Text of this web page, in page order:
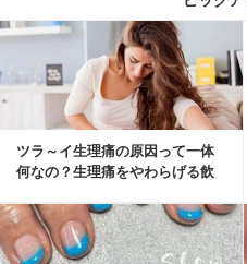
ツラ～イ生理痛の原因って一体
何なの？生理痛をやわらげる飲